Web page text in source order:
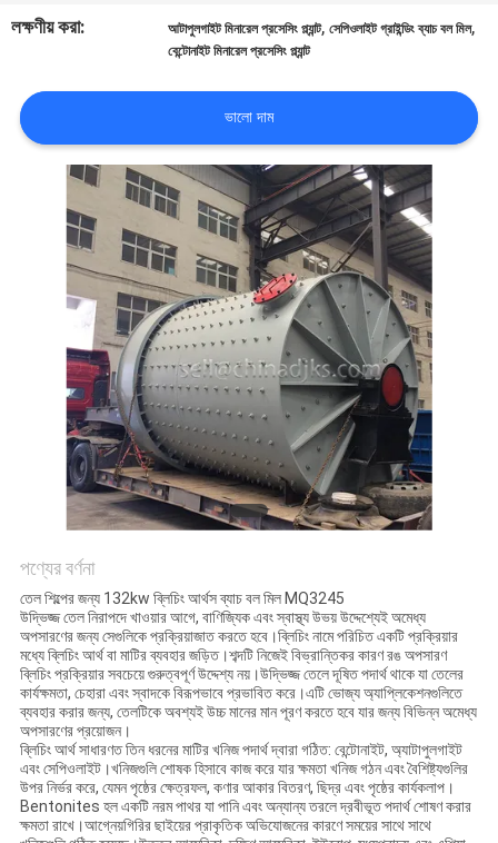
খবর
মামলা
গোপনীয়তা
লক্ষণীয় করা:
আটাপুলগাইট মিনারেল প্রসেসিং প্ল্যান্ট,সেপিওলাইট গ্রাইন্ডিং ব্যাচ বল মিল,
বেন্টোনাইট মিনারেল প্রসেসিং প্ল্যান্ট
ভালো দাম
পণ্যের বর্ণনা
তেল শিল্পের জন্য 132kw ব্লিচিং আর্থস ব্যাচ বল মিল MQ3245
উদ্ভিজ্জ তেল নিরাপদে খাওয়ার আগে, বাণিজ্যিক এবং স্বাস্থ্য উভয় উদ্দেশ্যেই অমেধ্য
অপসারণের জন্য সেগুলিকে প্রক্রিয়াজাত করতে হবে।ব্লিচিং নামে পরিচিত একটি প্রক্রিয়ার
মধ্যে ব্লিচিং আর্থ বা মাটির ব্যবহার জড়িত।শব্দটি নিজেই বিভ্রান্তিকর কারণ রঙ অপসারণ
ব্লিচিং প্রক্রিয়ার সবচেয়ে গুরুত্বপূর্ণ উদ্দেশ্য নয়।উদ্ভিজ্জ তেলে দূষিত পদার্থ থাকে যা তেলের
কার্যক্ষমতা, চেহারা এবং স্বাদকে বিরূপভাবে প্রভাবিত করে।এটি ভোজ্য অ্যাপ্লিকেশনগুলিতে
ব্যবহার করার জন্য, তেলটিকে অবশ্যই উচ্চ মানের মান পূরণ করতে হবে যার জন্য বিভিন্ন অমেধ্য
অপসারণের প্রয়োজন।
ব্লিচিং আর্থ সাধারণত তিন ধরনের মাটির খনিজ পদার্থ দ্বারা গঠিত: বেন্টোনাইট, অ্যাটাপুলগাইট
এবং সেপিওলাইট।খনিজগুলি শোষক হিসাবে কাজ করে যার ক্ষমতা খনিজ গঠন এবং বৈশিষ্ট্যগুলির
উপর নির্ভর করে, যেমন পৃষ্ঠের ক্ষেত্রফল, কণার আকার বিতরণ, ছিদ্র এবং পৃষ্ঠের কার্যকলাপ।
Bentonites হল একটি নরম পাথর যা পানি এবং অন্যান্য তরলে দ্রবীভূত পদার্থ শোষণ করার
ক্ষমতা রাখে।আগ্নেয়গিরির ছাইয়ের প্রাকৃতিক অভিযোজনের কারণে সময়ের সাথে সাথে